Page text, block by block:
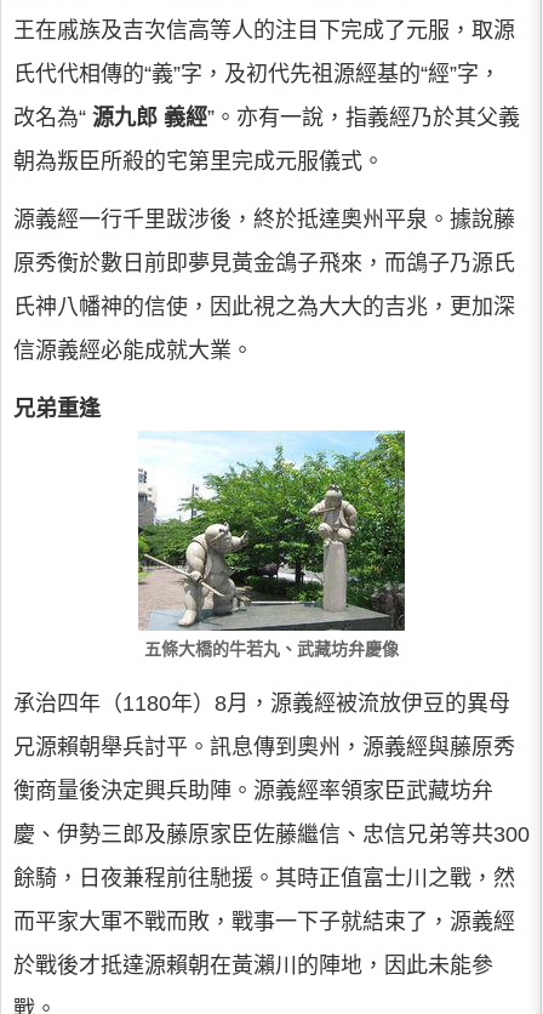
王在戚族及吉次信高等人的注目下完成了元服，取源
氏代代相傳的“義”字，及初代先祖源經基的“經”字，
改名為“ 源九郎 義經”。亦有一說，指義經乃於其父義
朝為叛臣所殺的宅第里完成元服儀式。
源義經一行千里跋涉後，終於抵達奧州平泉。據說藤
原秀衡於數日前即夢見黃金鴿子飛來，而鴿子乃源氏
氏神八幡神的信使，因此視之為大大的吉兆，更加深
信源義經必能成就大業。
兄弟重逢
五條大橋的牛若丸、武藏坊弁慶像
承治四年（1180年）8月，源義經被流放伊豆的異母
兄源賴朝舉兵討平。訊息傳到奧州，源義經與藤原秀
衡商量後決定興兵助陣。源義經率領家臣武藏坊弁
慶、伊勢三郎及藤原家臣佐藤繼信、忠信兄弟等共300
餘騎，日夜兼程前往馳援。其時正值富士川之戰，然
而平家大軍不戰而敗，戰事一下子就結束了，源義經
於戰後才抵達源賴朝在黃瀨川的陣地，因此未能參
戰。